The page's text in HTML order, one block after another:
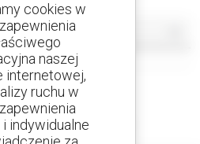
wyszukiwaniu.
cookies w
naszej
internetowej,
ruchu w
indywidualne